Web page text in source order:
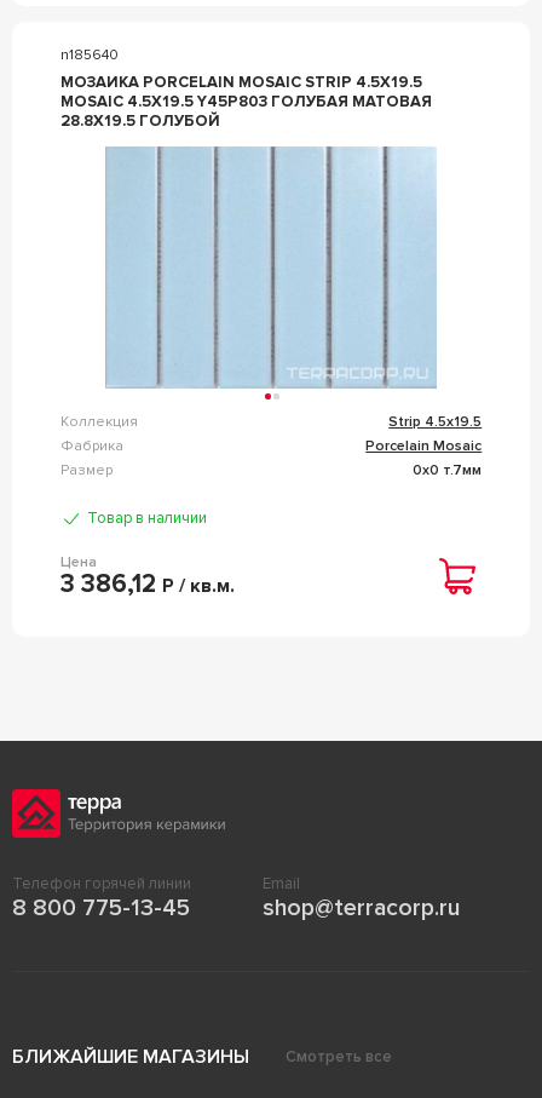
n185640
МОЗАИКА PORCELAIN MOSAIC STRIP 4.5X19.5
MOSAIC 4.5X19.5 Y45P803 ГОЛУБАЯ МАТОВАЯ
28.8X19.5 ГОЛУБОЙ
Коллекция
Strip 4.5x19.5
Фабрика
Porcelain Mosaic
Размер
0x0 т.7мм
Товар в наличии
Цена
3 386,12 Р / кв.м.
Телефон горячей линии
8 800 775-13-45
Email
shop@terracorp.ru
БЛИЖАЙШИЕ МАГАЗИНЫ Смотреть все